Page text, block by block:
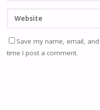
Save my name, email,
time I post a comment.